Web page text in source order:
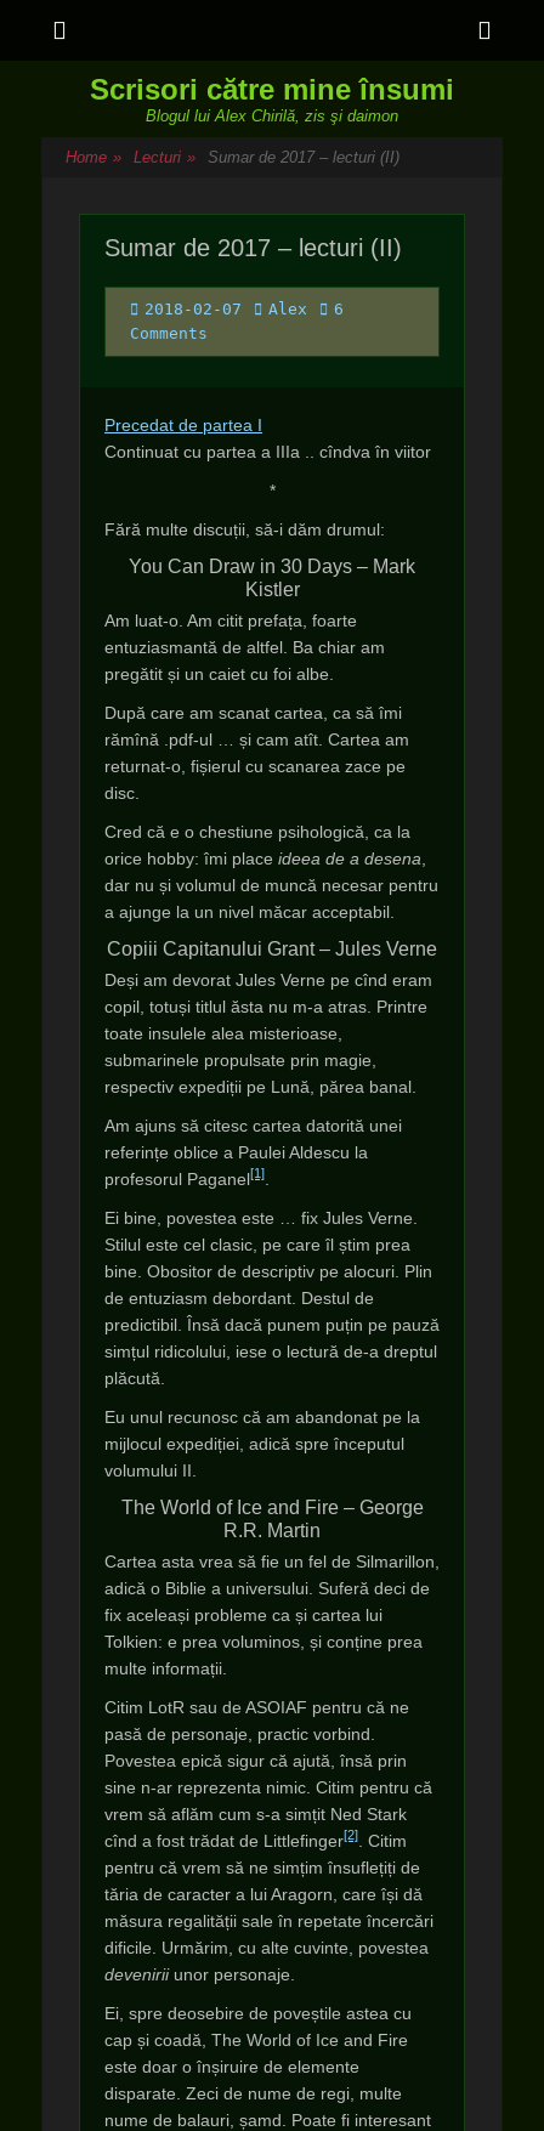
Scrisori către mine însumi
Blogul lui Alex Chirilă, zis şi daimon
Home » Lecturi » Sumar de 2017 – lecturi (II)
Sumar de 2017 – lecturi (II)
Posted
on
2018-02-07 Author
Alex
6
Comments
Precedat de partea I
Continuat cu partea a IIIa .. cîndva în viitor
*
Fără multe discuții, să-i dăm drumul:
You Can Draw in 30 Days – Mark
Kistler
Am luat-o. Am citit prefața, foarte
entuziasmantă de altfel. Ba chiar am
pregătit și un caiet cu foi albe.
După care am scanat cartea, ca să îmi
rămînă .pdf-ul … și cam atît. Cartea am
returnat-o, fișierul cu scanarea zace pe
disc.
Cred că e o chestiune psihologică, ca la
orice hobby: îmi place ideea de a desena
dar nu și volumul de muncă necesar pentru
a ajunge la un nivel măcar acceptabil.
Copiii Capitanului Grant – Jules Verne
Deși am devorat Jules Verne pe cînd eram
copil, totuși titlul ăsta nu m-a atras. Printre
toate insulele alea misterioase,
submarinele propulsate prin magie,
respectiv expediții pe Lună, părea banal.
Am ajuns să citesc cartea datorită unei
referințe oblice a Paulei Aldescu la
profesorul Paganel[1]
Ei bine, povestea este … fix Jules Verne.
Stilul este cel clasic, pe care îl știm prea
bine. Obositor de descriptiv pe alocuri. Plin
de entuziasm debordant. Destul de
predictibil. Însă dacă punem puțin pe pauză
simțul ridicolului, iese o lectură de-a dreptul
plăcută.
Eu unul recunosc că am abandonat pe la
mijlocul expediției, adică spre începutul
volumului II.
The World of Ice and Fire – George
R.R. Martin
Cartea asta vrea să fie un fel de Silmarillon,
adică o Biblie a universului. Suferă deci de
fix aceleași probleme ca și cartea lui
Tolkien: e prea voluminos, și conține prea
multe informații.
Citim LotR sau de ASOIAF pentru că ne
pasă de personaje, practic vorbind.
Povestea epică sigur că ajută, însă prin
sine n-ar reprezenta nimic. Citim pentru că
vrem să aflăm cum s-a simțit Ned Stark
cînd a fost trădat de Littlefinger[2]
. Citim
pentru că vrem să ne simțim însuflețiți de
tăria de caracter a lui Aragorn, care își dă
măsura regalității sale în repetate încercări
dificile. Urmărim, cu alte cuvinte, povestea
deveniriiunor personaje.
Ei, spre deosebire de poveștile astea cu
cap și coadă, The World of Ice and Fire
este doar o înșiruire de elemente
disparate. Zeci de nume de regi, multe
nume de balauri, șamd. Poate fi interesant